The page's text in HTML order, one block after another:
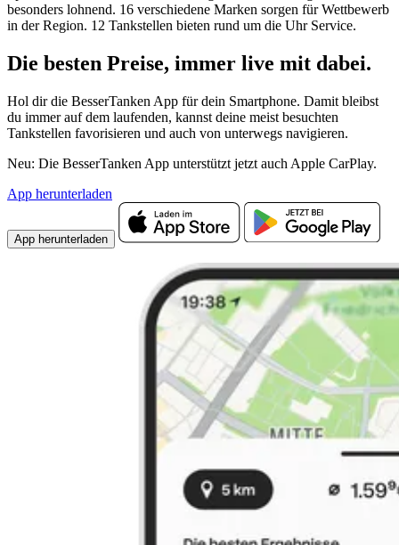
besonders lohnend. 16 verschiedene Marken sorgen für Wettbewerb
in der Region. 12 Tankstellen bieten rund um die Uhr Service.
Die besten Preise, immer live mit dabei.
Hol dir die BesserTanken App für dein Smartphone. Damit bleibst
du immer auf dem laufenden, kannst deine meist besuchten
Tankstellen favorisieren und auch von unterwegs navigieren.
Neu: Die BesserTanken App unterstützt jetzt auch Apple CarPlay.
App herunterladen
App herunterladen